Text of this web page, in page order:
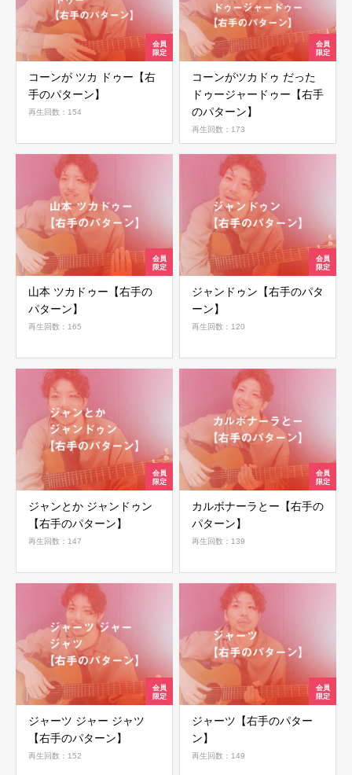
コーンが ツカ ドゥー【右
手のパターン】
再生回数：154
コーンがツカドゥ だった
ドゥージャードゥー【右手
のパターン】
再生回数：173
山本 ツカドゥー【右手の
パターン】
再生回数：165
ジャンドゥン【右手のパタ
ーン】
再生回数：120
ジャンとか ジャンドゥン
【右手のパターン】
再生回数：147
カルボナーラとー【右手の
パターン】
再生回数：139
ジャーツ ジャー ジャツ
【右手のパターン】
再生回数：152
ジャーツ【右手のパター
ン】
再生回数：149